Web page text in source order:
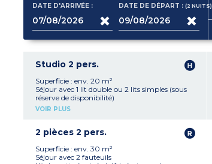
DATE D'ARRIVÉE : DATE DE DÉPART :(2NUITS)
Studio 2 pers.
Superficie : env. 20 m²
Séjour avec 1 lit double ou 2 lits simples (sous
réserve de disponibilité)
Kitchenette équipée (réfrigérateur, plaque
VOIR PLUS
2 pièces 2 pers.
Superficie : env. 30 m²
Séjour avec 2 fauteuils